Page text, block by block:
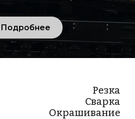
Подробнее
Резка
Сварка
Окрашивание